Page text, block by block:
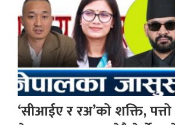
‘सीआईए र रअ’को शक्ति,